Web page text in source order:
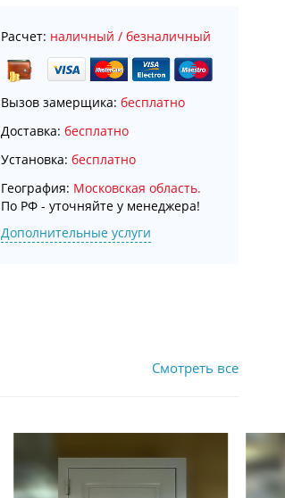
Расчет: наличный / безналичный
Вызов замерщика: бесплатно
Доставка: бесплатно
Установка: бесплатно
География: Московская область.
По РФ - уточняйте у менеджера!
Дополнительные услуги
Смотреть все